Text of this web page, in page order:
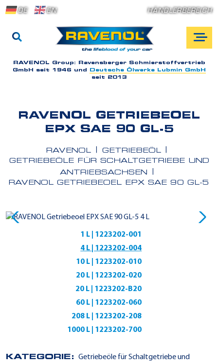
DE EN HÄNDLERBEREICH
RAVENOL Group: Ravensberger Schmierstoffvertrieb
GmbH seit 1946 und
Deutsche Ölwerke Lubmin GmbH
seit 2013
RAVENOL GETRIEBEOEL
EPX SAE 90 GL-5
RAVENOL
GETRIEBEÖL
GETRIEBEÖLE FÜR SCHALTGETRIEBE UND
ANTRIEBSACHSEN
RAVENOL GETRIEBEOEL EPX SAE 90 GL-5
1 L | 1223202-001
4 L | 1223202-004
10 L | 1223202-010
20 L | 1223202-020
20 L | 1223202-B20
60 L | 1223202-060
208 L | 1223202-208
1000 L | 1223202-700
KATEGORIE: Getriebeöle für Schaltgetriebe und